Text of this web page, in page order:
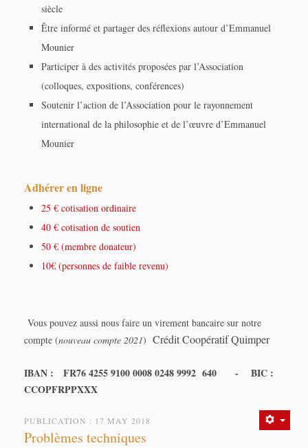
siècle
Être informé et partager des réflexions autour d’Emmanuel
Mounier
Participer à des activités proposées par l’Association
(colloques, expositions, conférences)
Soutenir l’action de l’Association pour le rayonnement
international de la philosophie et de l’œuvre d’Emmanuel
Mounier
Adhérer en ligne
25 € cotisation ordinaire
40 € cotisation de soutien
50 € (membre donateur)
10€ (personnes de faible revenu)
Vous pouvez aussi nous faire un virement bancaire sur notre
compte (nouveau compte 2021) Crédit Coopératif Quimper
IBAN : FR76 4255 9100 0008 0248 9992 640 - BIC :
CCOPFRPPXXX
PUBLICATION : 17 MAY 2018
Problèmes techniques